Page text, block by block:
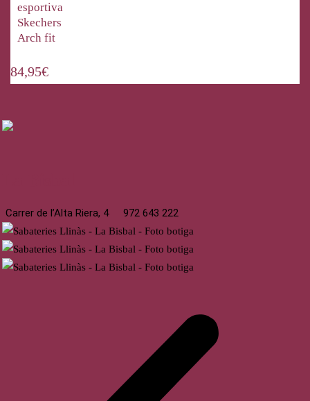
esportiva
Skechers
Arch fit
84,95€
Carrer de l’Alta Riera, 4 972 643 222